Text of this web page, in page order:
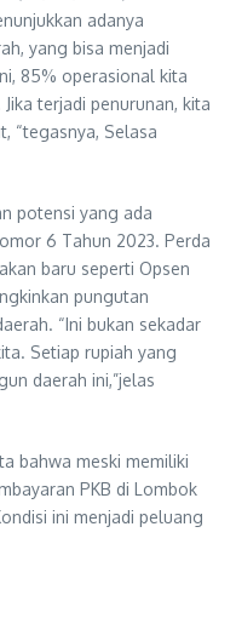
adanya
yang bisa menjadi
85% operasional kita
terjadi penurunan, kita
“tegasnya, Selasa
potensi yang ada
6 Tahun 2023. Perda
baru seperti Opsen
pungutan
“Ini bukan sekadar
Setiap rupiah yang
daerah ini,”jelas
bahwa meski memiliki
PKB di Lombok
ini menjadi peluang